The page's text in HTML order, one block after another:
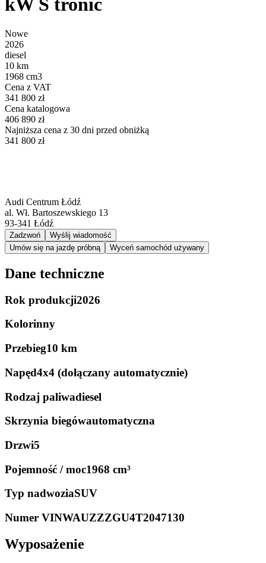
kW S tronic
Nowe
2026
diesel
10 km
1968 cm3
Cena z VAT
341 800 zł
Cena katalogowa
406 890 zł
Najniższa cena z 30 dni przed obniżką
341 800 zł
Audi Centrum Łódź
al. Wł. Bartoszewskiego 13
93-341 Łódź
Zadzwoń
Wyślij wiadomość
Umów się na jazdę próbną
Wyceń samochód używany
Dane techniczne
Rok produkcji2026
Kolorinny
Przebieg10 km
Napęd4x4 (dołączany automatycznie)
Rodzaj paliwadiesel
Skrzynia biegówautomatyczna
Drzwi5
Pojemność / moc1968 cm³
Typ nadwoziaSUV
Numer VINWAUZZZGU4T2047130
Wyposażenie